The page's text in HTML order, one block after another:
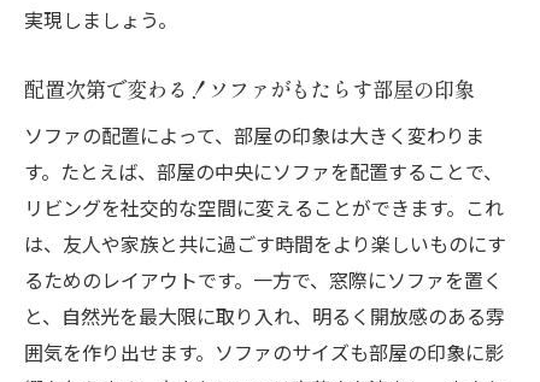
実現しましょう。
配置次第で変わる！ソファがもたらす部屋の印象
ソファの配置によって、部屋の印象は大きく変わりま
す。たとえば、部屋の中央にソファを配置することで、
リビングを社交的な空間に変えることができます。これ
は、友人や家族と共に過ごす時間をより楽しいものにす
るためのレイアウトです。一方で、窓際にソファを置く
と、自然光を最大限に取り入れ、明るく開放感のある雰
囲気を作り出せます。ソファのサイズも部屋の印象に影